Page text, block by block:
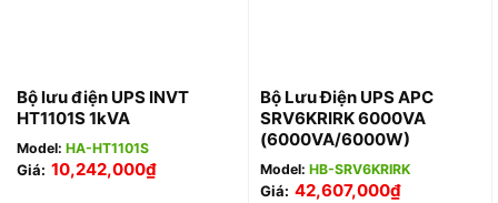
Bộ lưu điện UPS INVT
HT1101S 1kVA
Model: HA-HT1101S
Giá: 10,242,000₫
Bộ Lưu Điện UPS APC
SRV6KRIRK 6000VA
(6000VA/6000W)
Model: HB-SRV6KRIRK
Giá: 42,607,000₫